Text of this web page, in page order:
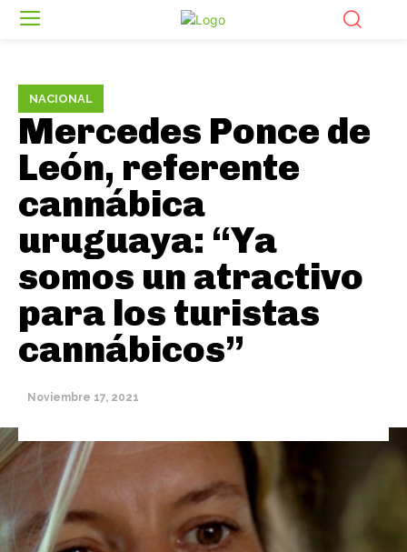
NACIONAL
Mercedes Ponce de
León, referente
cannábica
uruguaya: “Ya
somos un atractivo
para los turistas
cannábicos”
Noviembre 17, 2021